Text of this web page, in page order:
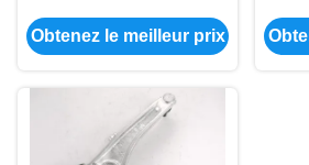
Assy 51360-Sda-A03
remplacement
Obtenez le meilleur prix